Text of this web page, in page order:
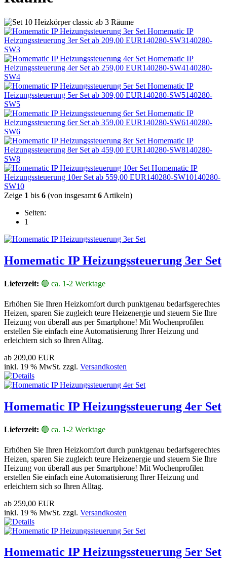
Homematic IP
Heizungssteuerung 3er Set ab 209,00 EUR140280-SW3140280-
SW3
Homematic IP
Heizungssteuerung 4er Set ab 259,00 EUR140280-SW4140280-
SW4
Homematic IP
Heizungssteuerung 5er Set ab 309,00 EUR140280-SW5140280-
SW5
Homematic IP
Heizungssteuerung 6er Set ab 359,00 EUR140280-SW6140280-
SW6
Homematic IP
Heizungssteuerung 8er Set ab 459,00 EUR140280-SW8140280-
SW8
Homematic IP
Heizungssteuerung 10er Set ab 559,00 EUR140280-SW10140280-
SW10
Zeige 1 bis 6 (von insgesamt 6 Artikeln)
Seiten:
1
Homematic IP Heizungssteuerung 3er Set
Lieferzeit: 🟢 ca. 1-2 Werktage
Erhöhen Sie Ihren Heizkomfort durch punktgenau bedarfsgerechtes
Heizen, sparen Sie zugleich teure Heizenergie und steuern Sie Ihre
Heizung von überall aus per Smartphone! Mit Wochenprofilen
erstellen Sie einfach eine Automatisierung Ihrer Heizung und
erleichtern sich so Ihren Alltag.
ab 209,00 EUR
inkl. 19 % MwSt. zzgl. Versandkosten
Homematic IP Heizungssteuerung 4er Set
Lieferzeit: 🟢 ca. 1-2 Werktage
Erhöhen Sie Ihren Heizkomfort durch punktgenau bedarfsgerechtes
Heizen, sparen Sie zugleich teure Heizenergie und steuern Sie Ihre
Heizung von überall aus per Smartphone! Mit Wochenprofilen
erstellen Sie einfach eine Automatisierung Ihrer Heizung und
erleichtern sich so Ihren Alltag.
ab 259,00 EUR
inkl. 19 % MwSt. zzgl. Versandkosten
Homematic IP Heizungssteuerung 5er Set